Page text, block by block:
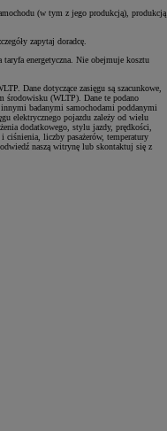
(w tym z jego produkcją), produkcją
zapytaj doradcę.
energetyczna. Nie obejmuje kosztu
Dane dotyczące zasięgu są szacunkowe,
środowisku (WLTP). Dane te podano
badanymi samochodami poddanymi
elektrycznego pojazdu zależy od wielu
dodatkowego, stylu jazdy, prędkości,
liczby pasażerów, temperatury
naszą witrynę lub skontaktuj się z